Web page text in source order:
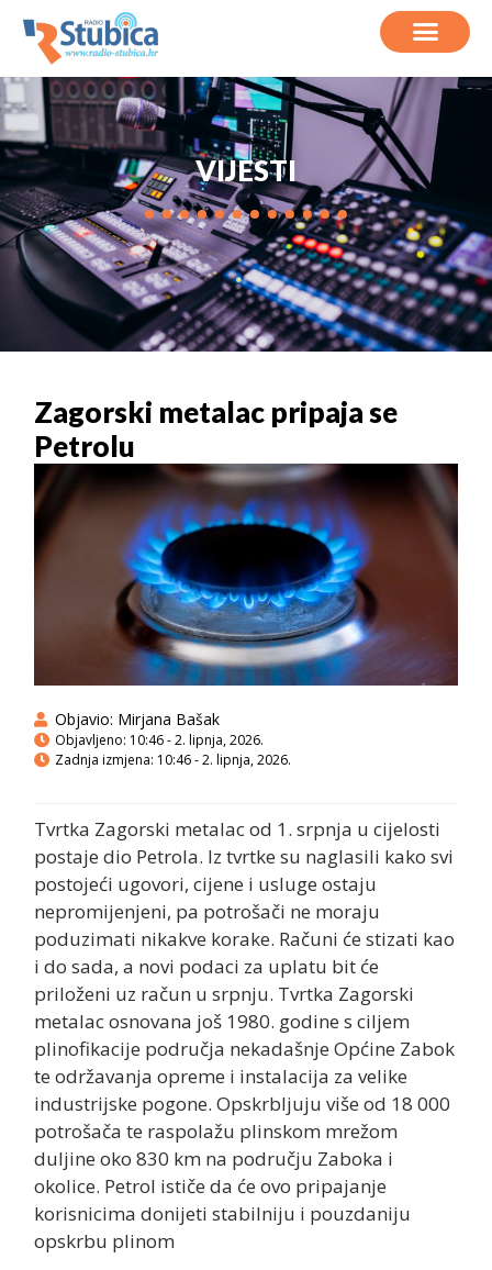
VIJESTI
Zagorski metalac pripaja se
Petrolu
Objavio: Mirjana Bašak
Objavljeno: 10:46 - 2. lipnja, 2026.
Zadnja izmjena: 10:46 - 2. lipnja, 2026.
Tvrtka Zagorski metalac od 1. srpnja u cijelosti
postaje dio Petrola. Iz tvrtke su naglasili kako svi
postojeći ugovori, cijene i usluge ostaju
nepromijenjeni, pa potrošači ne moraju
poduzimati nikakve korake. Računi će stizati kao
i do sada, a novi podaci za uplatu bit će
priloženi uz račun u srpnju. Tvrtka Zagorski
metalac osnovana još 1980. godine s ciljem
plinofikacije područja nekadašnje Općine Zabok
te održavanja opreme i instalacija za velike
industrijske pogone. Opskrbljuju više od 18 000
potrošača te raspolažu plinskom mrežom
duljine oko 830 km na području Zaboka i
okolice. Petrol ističe da će ovo pripajanje
korisnicima donijeti stabilniju i pouzdaniju
opskrbu plinom